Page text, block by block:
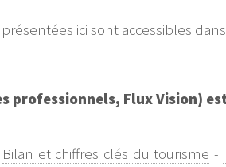
ici sont accessibles
professionnels, Flux Vision)
Bilan et chiffres clés du tourisme -